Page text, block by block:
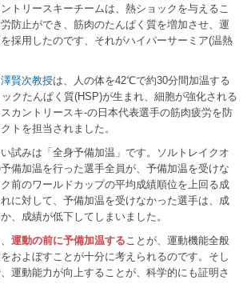
トリースキーチームは、熱ショックを与えるこ
防止ができ、筋肉のたんぱく質を増加させ、運
採用したのです、それがハイパーサーミア(温熱
賢次教授は、人の体を42℃で約30分間加温する
クたんぱく質(HSP)が生まれ、細胞が強化される
カントリースキ-の日本代表選手の筋肉疲労を防
トを担当されました。
試みは「全身予備加温」です。ソルトレイクオ
備加温を行った選手全員が、予備加温を受けな
前のワールドカップの平均成績順位を上回る成
に対して、予備加温を受けなかった選手は、成
、成績が低下してしまいました。
運動の前に予備加温することが、運動機能全般
およぼすことが十分に考えられるのです。そし
運動能力が向上することが、科学的にも証明さ